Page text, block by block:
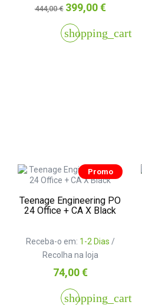
Preço
normal
444,00 € Preço
399,00 €
shopping_cart
Promo
Teenage Engineering PO
24 Office + CA X Black
Receba-o em: 1-2 Dias /
Recolha na loja
Preço
74,00 €
shopping_cart